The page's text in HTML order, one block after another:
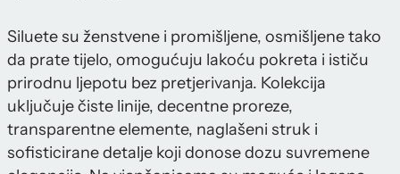
Siluete su ženstvene i promišljene, osmišljene tako
da prate tijelo, omogućuju lakoću pokreta i ističu
prirodnu ljepotu bez pretjerivanja. Kolekcija
uključuje čiste linije, decentne proreze,
transparentne elemente, naglašeni struk i
sofisticirane detalje koji donose dozu suvremene